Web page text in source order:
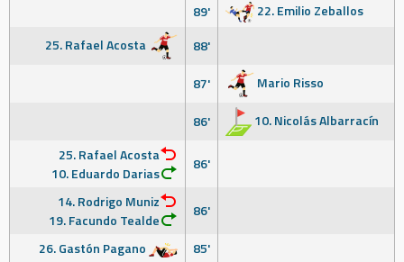
89'
22. Emilio Zeballos
25. Rafael Acosta
88'
87'
Mario Risso
86'
10. Nicolás Albarracín
25. Rafael Acosta
10. Eduardo Darias
86'
14. Rodrigo Muniz
19. Facundo Tealde
86'
26. Gastón Pagano
85'